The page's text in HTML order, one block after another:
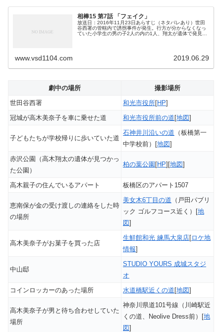
相棒15 第7話 「フェイク」
放送日：2016年11月23日あらすじ（ネタバレあり）世田
谷西署の管轄内で誘拐事件が発生。行方が分からなくなっ
ていた小学生の男の子2人の内の1人、翔太が遺体で発見さ
www.vsd1104.com 2019.06.29
劇中の場所
撮影場所
世田谷西署
和光市役所[HP]
冠城が高木美奈子を車に乗せた道
和光市役所前の道 [地図]
子どもたちが学校帰りに歩いていた道
石神井川沿いの道 （板橋第一
中学校前）[地図]
赤沢公園（高木翔太の遺体が見つかっ
た公園）
柏の葉公園 [HP][地図]
高木親子の住んでいるアパート 板橋区のアパート1507
恵南保が金の受け渡しの連絡をした時
の場所
美女木6丁目の道 （戸田パブリ
ック ゴルフコース近く）[地
図]
高木美奈子がお菓子を買った店
生鮮館和光 練馬大泉店[ロケ地
情報]
中山邸
STUDIO YOURS 成城スタジ
オ
コインロッカーのあった場所
水道橋駅近くの道 [地図]
高木美奈子が男と待ち合わせしていた
場所
神奈川県道101号線（川崎駅近
くの道、Neolive Dress前）[地
図]